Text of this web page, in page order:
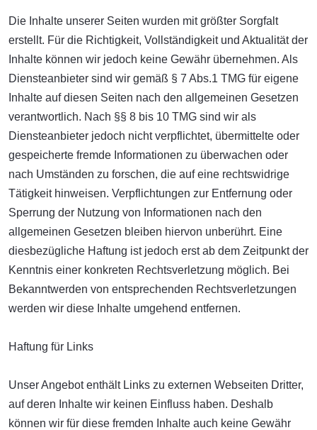
Die Inhalte unserer Seiten wurden mit größter Sorgfalt
erstellt. Für die Richtigkeit, Vollständigkeit und Aktualität der
Inhalte können wir jedoch keine Gewähr übernehmen. Als
Diensteanbieter sind wir gemäß § 7 Abs.1 TMG für eigene
Inhalte auf diesen Seiten nach den allgemeinen Gesetzen
verantwortlich. Nach §§ 8 bis 10 TMG sind wir als
Diensteanbieter jedoch nicht verpflichtet, übermittelte oder
gespeicherte fremde Informationen zu überwachen oder
nach Umständen zu forschen, die auf eine rechtswidrige
Tätigkeit hinweisen. Verpflichtungen zur Entfernung oder
Sperrung der Nutzung von Informationen nach den
allgemeinen Gesetzen bleiben hiervon unberührt. Eine
diesbezügliche Haftung ist jedoch erst ab dem Zeitpunkt der
Kenntnis einer konkreten Rechtsverletzung möglich. Bei
Bekanntwerden von entsprechenden Rechtsverletzungen
werden wir diese Inhalte umgehend entfernen.
Haftung für Links
Unser Angebot enthält Links zu externen Webseiten Dritter,
auf deren Inhalte wir keinen Einfluss haben. Deshalb
können wir für diese fremden Inhalte auch keine Gewähr